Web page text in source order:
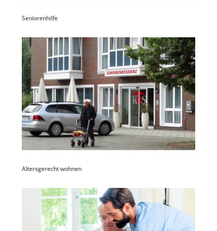
Seniorenhilfe
Altersgerecht wohnen